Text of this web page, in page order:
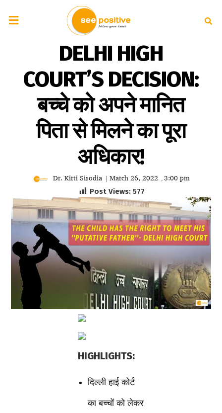
DELHI HIGH
COURT’S DECISION:
बच्चे को अपने मानित
पिता से मिलने का पूरा
अधिकार!
Dr. Kirti Sisodia | March 26, 2022 , 3:00 pm
Post Views: 577
HIGHLIGHTS:
दिल्ली हाई कोर्ट
का बच्चों को लेकर